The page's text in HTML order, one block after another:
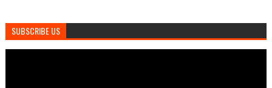
SUBSCRIBE US